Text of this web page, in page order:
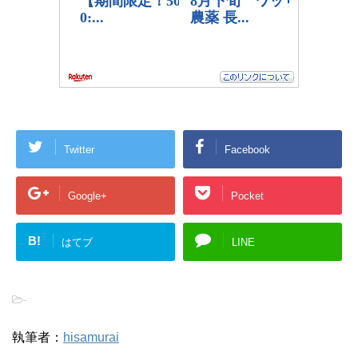
Twitter Facebook
Google+ Pocket
B! はてブ LINE
-
執筆者： hisamurai